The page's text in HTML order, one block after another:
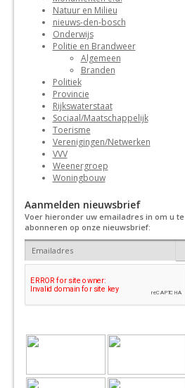
Natuur en Milieu
nieuws-den-bosch
Onderwijs
Politie en Brandweer
Algemeen
Branden
Politiek
Provincie
Rijkswaterstaat
Sociaal/Maatschappelijk
Toerisme
Verenigingen/Netwerken
VVV
Weenergroep
Woningbouw
Aanmelden nieuwsbrief
Voer hieronder uw emailadres in om u te
abonneren op onze nieuwsbrief: